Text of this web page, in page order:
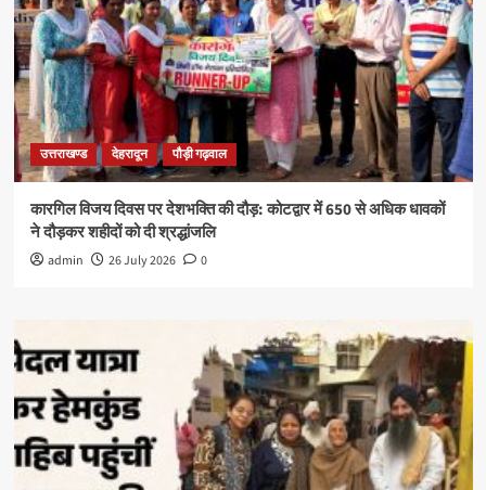
उत्तराखण्ड देहरादून पौड़ी गढ़वाल
कारगिल विजय दिवस पर देशभक्ति की दौड़: कोटद्वार में 650 से अधिक धावकों
ने दौड़कर शहीदों को दी श्रद्धांजलि
admin 26 July 2026 0